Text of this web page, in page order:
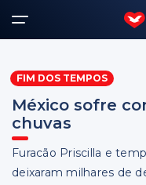
FIM DOS TEMPOS
México sofre
chuvas
Furacão Priscilla e
deixaram milhares de